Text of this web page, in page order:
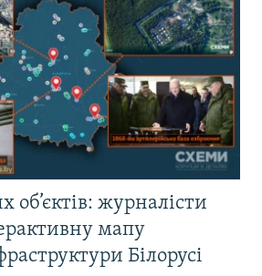
об’єктів: журналісти
мапу
Білорусі